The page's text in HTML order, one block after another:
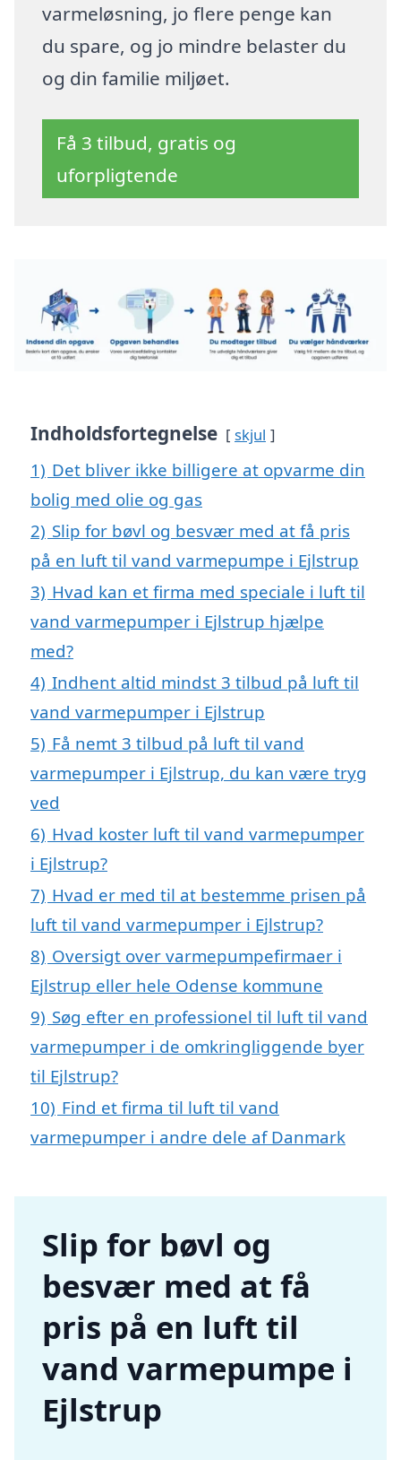
varmeløsning, jo flere penge kan
du spare, og jo mindre belaster du
og din familie miljøet.
Få 3 tilbud, gratis og
uforpligtende
Indholdsfortegnelse skjul
1) Det bliver ikke billigere at opvarme din
bolig med olie og gas
2) Slip for bøvl og besvær med at få pris
på en luft til vand varmepumpe i Ejlstrup
3) Hvad kan et firma med speciale i luft til
vand varmepumper i Ejlstrup hjælpe
med?
4) Indhent altid mindst 3 tilbud på luft til
vand varmepumper i Ejlstrup
5) Få nemt 3 tilbud på luft til vand
varmepumper i Ejlstrup, du kan være tryg
ved
6) Hvad koster luft til vand varmepumper
i Ejlstrup?
7) Hvad er med til at bestemme prisen på
luft til vand varmepumper i Ejlstrup?
8) Oversigt over varmepumpefirmaer i
Ejlstrup eller hele Odense kommune
9) Søg efter en professionel til luft til vand
varmepumper i de omkringliggende byer
til Ejlstrup?
10) Find et firma til luft til vand
varmepumper i andre dele af Danmark
Slip for bøvl og
besvær med at få
pris på en luft til
vand varmepumpe i
Ejlstrup